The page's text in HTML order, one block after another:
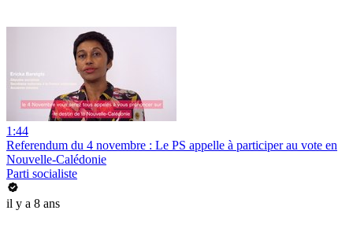
1:44
Referendum du 4 novembre : Le PS appelle à participer au vote en
Nouvelle-Calédonie
Parti socialiste
il y a 8 ans